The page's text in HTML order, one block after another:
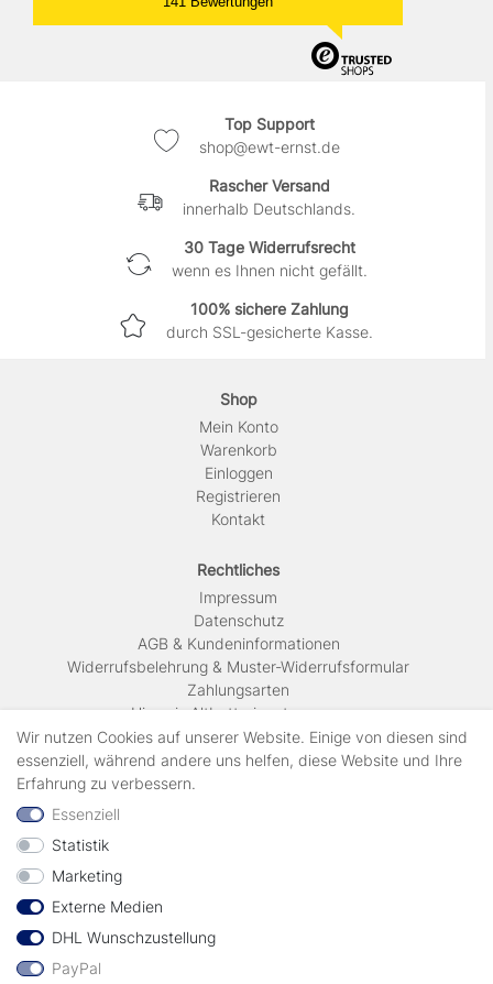
Top Support
shop@ewt-ernst.de
Rascher Versand
innerhalb Deutschlands.
30 Tage Widerrufsrecht
wenn es Ihnen nicht gefällt.
100% sichere Zahlung
durch SSL-gesicherte Kasse.
Shop
Mein Konto
Warenkorb
Einloggen
Registrieren
Kontakt
Rechtliches
Impressum
Daten­schutz
AGB & Kundeninformationen
Widerrufsbelehrung & Muster-Widerrufsformular
Zahlungsarten
Hinweis Altbatterieentsorgung
Versandkosten & Lieferinformationen
Zahlungsarten
geprüft durch
Wir nutzen Cookies auf unserer Website. Einige von diesen sind
essenziell, während andere uns helfen, diese Website und Ihre
Erfahrung zu verbessern.
Essenziell
Statistik
Marketing
Externe Medien
DHL Wunschzustellung
PayPal